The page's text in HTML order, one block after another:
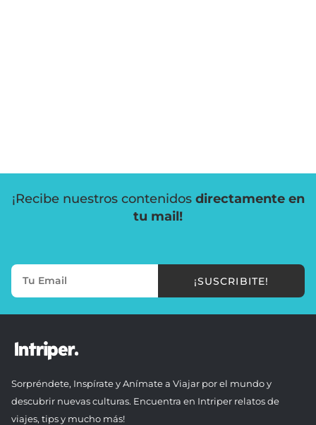
¡Recibe nuestros contenidos directamente en
tu mail!
¡SUSCRIBITE!
Sorpréndete, Inspírate y Anímate a Viajar por el mundo y
descubrir nuevas culturas. Encuentra en Intriper relatos de
viajes, tips y mucho más!